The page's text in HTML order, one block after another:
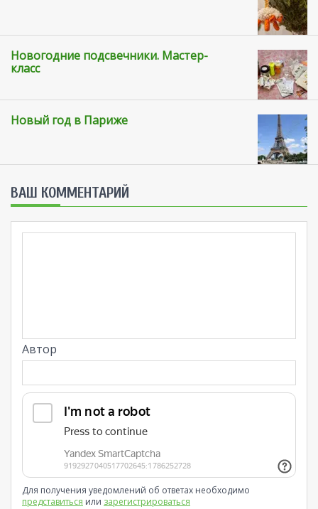
Новогодние подсвечники. Мастер-
класс
Новый год в Париже
ВАШ КОММЕНТАРИЙ
Автор
Для получения уведомлений об ответах необходимо
представиться или зарегистрироваться